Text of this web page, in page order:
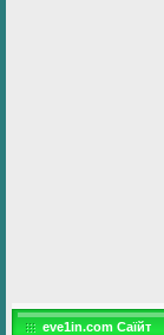
eve1in.com Саїйт